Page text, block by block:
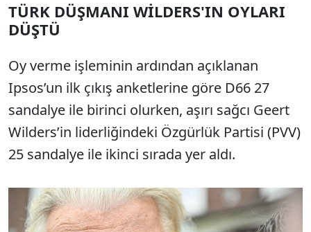
TÜRK DÜŞMANI WİLDERS'IN OYLARI
DÜŞTÜ
Oy verme işleminin ardından açıklanan
Ipsos’un ilk çıkış anketlerine göre D66 27
sandalye ile birinci olurken, aşırı sağcı Geert
Wilders’in liderliğindeki Özgürlük Partisi (PVV)
25 sandalye ile ikinci sırada yer aldı.